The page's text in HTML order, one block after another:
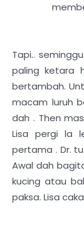
Tapi..
paling ketara
bertambah.
macam luruh
dah . Then
Lisa pergi la
pertama . Dr.
Awal dah
kucing atau
paksa. Lisa